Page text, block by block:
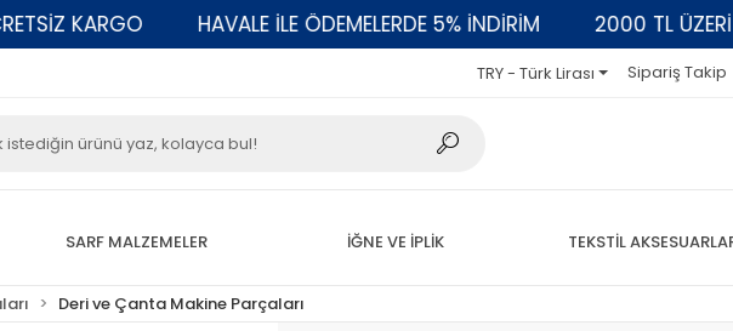
KARGO HAVALE İLE ÖDEMELERDE 5% İNDİRİM 2000 TL ÜZERİ
TRY - Türk Lirası Sipariş Takip
SARF MALZEMELER İĞNE VE İPLİK TEKSTİL
Deri ve Çanta Makine Parçaları